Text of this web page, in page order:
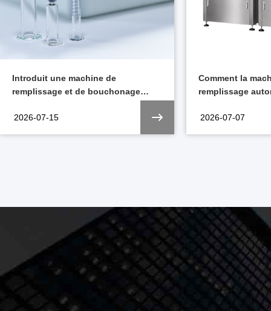
Introduit une machine de
remplissage et de bouchonage
les lignes d'emballage aseptique
2026-07-15
Comment la
remplissage
l'efficacité de la
2026-07-07